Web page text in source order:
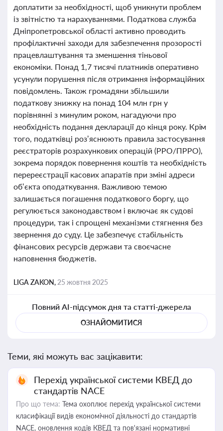
доплатити за необхідності, щоб уникнути проблем
із звітністю та нарахуваннями. Податкова служба
Дніпропетровської області активно проводить
профілактичні заходи для забезпечення прозорості
працевлаштування та зменшення тіньової
економіки. Понад 1,7 тисячі платників оперативно
усунули порушення після отримання інформаційних
повідомлень. Також громадяни збільшили
податкову знижку на понад 104 млн грн у
порівнянні з минулим роком, нагадуючи про
необхідність подання декларації до кінця року. Крім
того, податківці роз’яснюють правила застосування
реєстраторів розрахункових операцій (РРО/ПРРО),
зокрема порядок повернення коштів та необхідність
перереєстрації касових апаратів при зміні адреси
об’єкта оподаткування. Важливою темою
залишається погашення податкового боргу, що
регулюється законодавством і включає як судові
процедури, так і спрощені механізми стягнення без
звернення до суду. Це забезпечує стабільність
фінансових ресурсів держави та своєчасне
наповнення бюджетів.
LIGA ZAKON, 25 жовтня 2025
Повний AI-підсумок дня та статті-джерела
ОЗНАЙОМИТИСЯ
Теми, які можуть вас зацікавити:
Перехід української системи КВЕД до
стандартів NACE
Про що тема: Тема охоплює перехід української системи
класифікації видів економічної діяльності до стандартів
NACE, оновлення кодів КВЕД та пов'язані нормативні